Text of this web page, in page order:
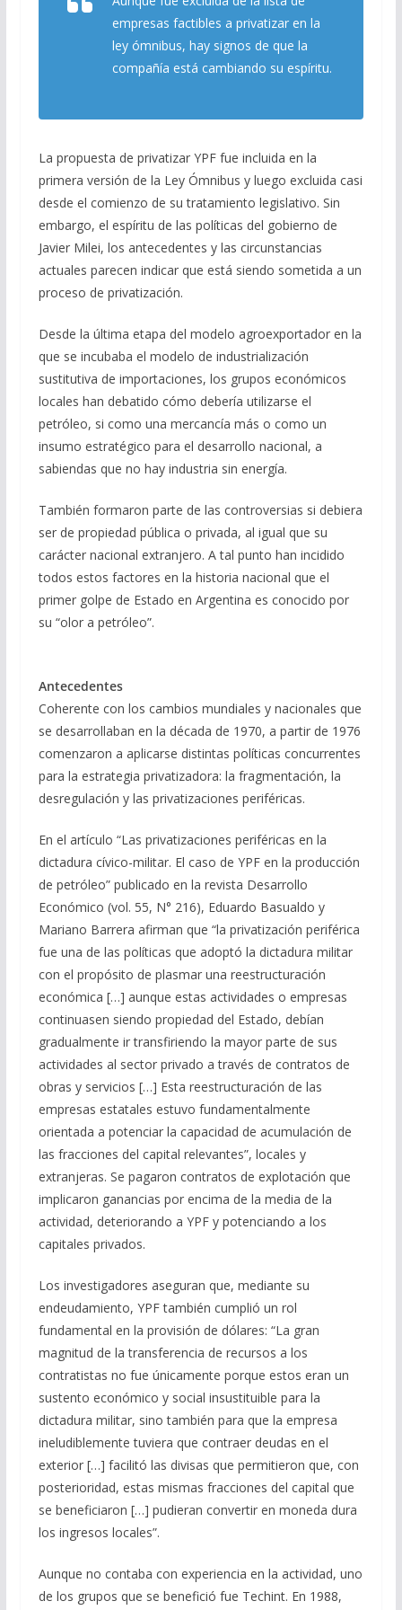
o
o
k
a
m
A
p
p
ar
ti
r
empresas factibles a privatizar en la
ley ómnibus, hay signos de que la
compañía está cambiando su espíritu.
La propuesta de privatizar YPF fue incluida en la
primera versión de la Ley Ómnibus y luego excluida casi
desde el comienzo de su tratamiento legislativo. Sin
embargo, el espíritu de las políticas del gobierno de
Javier Milei, los antecedentes y las circunstancias
actuales parecen indicar que está siendo sometida a un
proceso de privatización.
Desde la última etapa del modelo agroexportador en la
que se incubaba el modelo de industrialización
sustitutiva de importaciones, los grupos económicos
locales han debatido cómo debería utilizarse el
petróleo, si como una mercancía más o como un
insumo estratégico para el desarrollo nacional, a
sabiendas que no hay industria sin energía.
También formaron parte de las controversias si debiera
ser de propiedad pública o privada, al igual que su
carácter nacional extranjero. A tal punto han incidido
todos estos factores en la historia nacional que el
primer golpe de Estado en Argentina es conocido por
su “olor a petróleo”.
Antecedentes
Coherente con los cambios mundiales y nacionales que
se desarrollaban en la década de 1970, a partir de 1976
comenzaron a aplicarse distintas políticas concurrentes
para la estrategia privatizadora: la fragmentación, la
desregulación y las privatizaciones periféricas.
En el artículo “Las privatizaciones periféricas en la
dictadura cívico-militar. El caso de YPF en la producción
de petróleo” publicado en la revista Desarrollo
Económico (vol. 55, N° 216), Eduardo Basualdo y
Mariano Barrera afirman que “la privatización periférica
fue una de las políticas que adoptó la dictadura militar
con el propósito de plasmar una reestructuración
económica […] aunque estas actividades o empresas
continuasen siendo propiedad del Estado, debían
gradualmente ir transfiriendo la mayor parte de sus
actividades al sector privado a través de contratos de
obras y servicios […] Esta reestructuración de las
empresas estatales estuvo fundamentalmente
orientada a potenciar la capacidad de acumulación de
las fracciones del capital relevantes”, locales y
extranjeras. Se pagaron contratos de explotación que
implicaron ganancias por encima de la media de la
actividad, deteriorando a YPF y potenciando a los
capitales privados.
Los investigadores aseguran que, mediante su
endeudamiento, YPF también cumplió un rol
fundamental en la provisión de dólares: “La gran
magnitud de la transferencia de recursos a los
contratistas no fue únicamente porque estos eran un
sustento económico y social insustituible para la
dictadura militar, sino también para que la empresa
ineludiblemente tuviera que contraer deudas en el
exterior […] facilitó las divisas que permitieron que, con
posterioridad, estas mismas fracciones del capital que
se beneficiaron […] pudieran convertir en moneda dura
los ingresos locales”.
Aunque no contaba con experiencia en la actividad, uno
de los grupos que se benefició fue Techint. En 1988,